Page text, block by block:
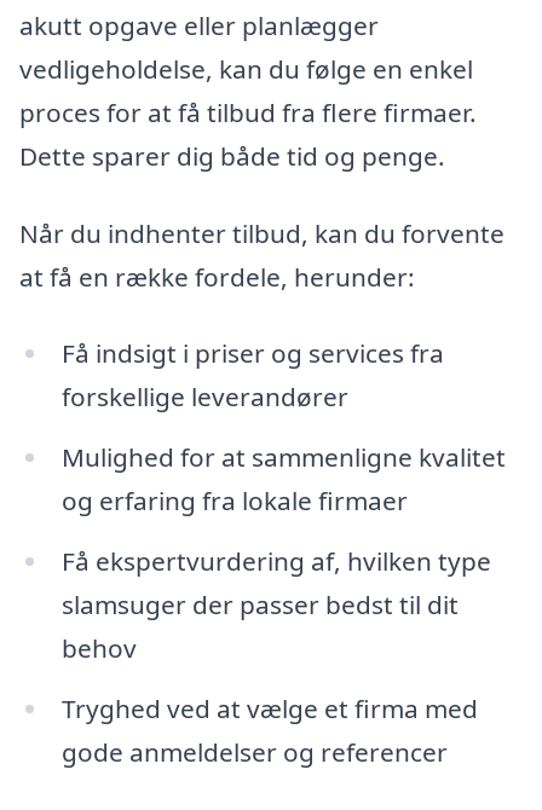
akutt opgave eller planlægger
vedligeholdelse, kan du følge en enkel
proces for at få tilbud fra flere firmaer.
Dette sparer dig både tid og penge.
Når du indhenter tilbud, kan du forvente
at få en række fordele, herunder:
Få indsigt i priser og services fra
forskellige leverandører
Mulighed for at sammenligne kvalitet
og erfaring fra lokale firmaer
Få ekspertvurdering af, hvilken type
slamsuger der passer bedst til dit
behov
Tryghed ved at vælge et firma med
gode anmeldelser og referencer